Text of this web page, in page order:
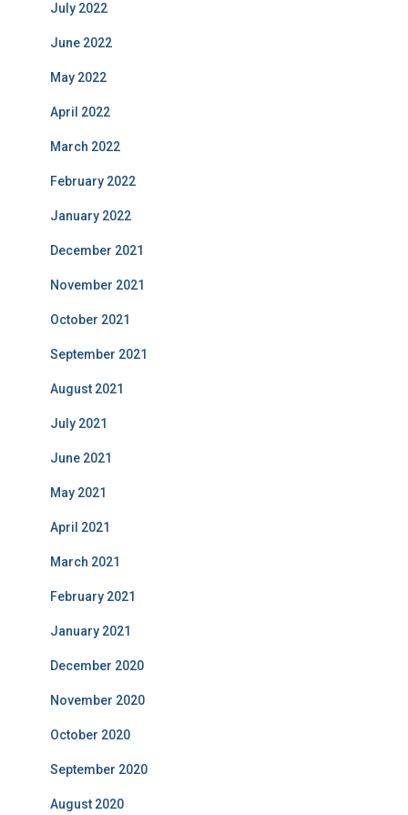
July 2022
June 2022
May 2022
April 2022
March 2022
February 2022
January 2022
December 2021
November 2021
October 2021
September 2021
August 2021
July 2021
June 2021
May 2021
April 2021
March 2021
February 2021
January 2021
December 2020
November 2020
October 2020
September 2020
August 2020